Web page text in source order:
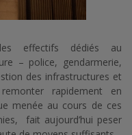
effectifs dédiés au
– police, gendarmerie,
des infrastructures et
rapidement en
menée au cours de ces
fait aujourd’hui peser